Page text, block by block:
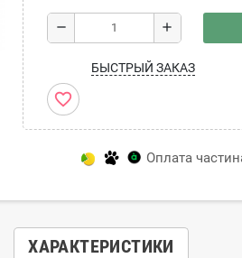
remove add
БЫСТРЫЙ ЗАКАЗ
favorite_border
Оплата
ХАРАКТЕРИСТИКИ